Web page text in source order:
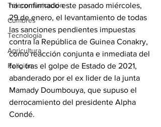
Telecomunicación
Cumbres
Tecnología
Agricultura
Religión
ha confirmado este pasado miércoles,
29 de enero, el levantamiento de todas
las sanciones pendientes impuestas
contra la República de Guinea Conakry,
como reacción conjunta e inmediata del
foro tras el golpe de Estado de 2021,
abanderado por el ex lider de la junta
Mamady Doumbouya, que supuso el
derrocamiento del presidente Alpha
Condé.